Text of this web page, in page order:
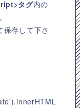
タグ内の
保存して下さ